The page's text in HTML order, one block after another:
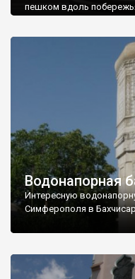
пешком вдоль
Водонапорная
Интересную
Симферополя в